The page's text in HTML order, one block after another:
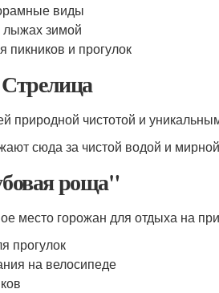
виды
лыжах зимой
пикников и прогулок
природной чистотой и
сюда за чистой водой и
роща"
место горожан для отдыха на
прогулок
на велосипеде